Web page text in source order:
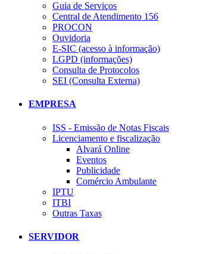
Guia de Serviços
Central de Atendimento 156
PROCON
Ouvidoria
E-SIC (acesso à informação)
LGPD (informações)
Consulta de Protocolos
SEI (Consulta Externa)
EMPRESA
ISS - Emissão de Notas Fiscais
Licenciamento e fiscalização
Alvará Online
Eventos
Publicidade
Comércio Ambulante
IPTU
ITBI
Outras Taxas
SERVIDOR